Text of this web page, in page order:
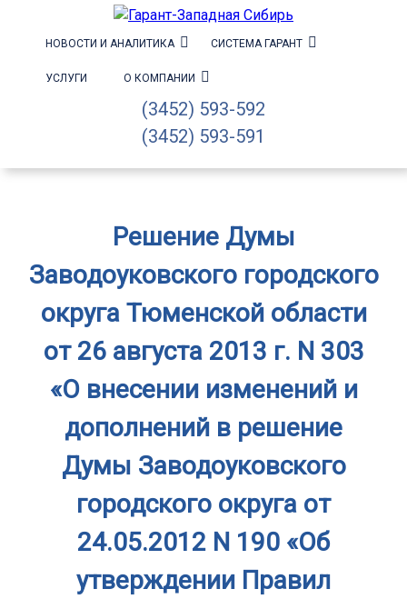
НОВОСТИ И АНАЛИТИКА СИСТЕМА ГАРАНТ
УСЛУГИ О КОМПАНИИ
(3452) 593-592
(3452) 593-591
Решение Думы
Заводоуковского городского
округа Тюменской области
от 26 августа 2013 г. N 303
«О внесении изменений и
дополнений в решение
Думы Заводоуковского
городского округа от
24.05.2012 N 190 «Об
утверждении Правил